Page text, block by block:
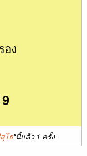
อง
โธ"นี้แล้ว 1 ครั้ง